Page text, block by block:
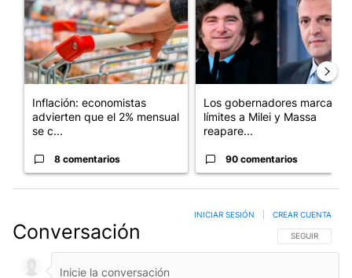
Inflación: economistas
advierten que el 2% mensual
se c...
8 comentarios
Los gobernadores marcan
límites a Milei y Massa
reapare...
90 comentarios
Conversación SIGA ESTA
SEGUIR
INICIAR SESIÓN CREAR CUENTA